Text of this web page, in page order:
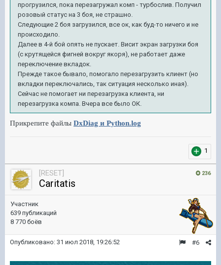
прогрузился, пока перезагружал комп - турбослив. Получил
розовый статус на 3 боя, не страшно.
Следующие 2 боя загрузился, все ок, как буд-то ничего и не
происходило.
Далее в 4-й бой опять не пускает. Висит экран загрузки боя
(с крутящейся фигней вокруг якоря), не работает даже
переключение вкладок.
Прежде такое бывало, помогало перезагрузить клиент (но
вкладки переключались, так ситуация несколько иная).
Сейчас не помогает ни перезагрузка клиента, ни
перезагрузка компа. Вчера все было ОК.
Прикрепите файлы DxDiag и Python.log
1
236
[RESET]
Caritatis
Участник
639 публикаций
8 770 боёв
#6
Опубликовано: 31 июл 2018, 19:26:52